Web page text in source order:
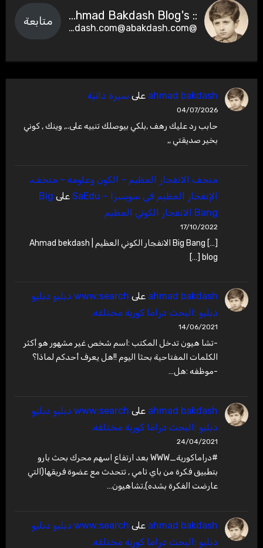
:: Ahmad Bakdash Blog's ::
@abakdash.com@abakdash.com
متابعة
ahmad bakdash على سيرة ذاتية
04/07/2026
حابب رد عليك رهف ,بلكي بيوصلك تنبيه على.., وينك , كوني
بخير صديقتي ,,
متحف الانفجار العظيم – ‫الكون وعلومه – متحف،
الإنفجار العظيم في سويسرا – SaEdu
على Big
Bang الانفجار الكوني العظيم
17/10/2022
[…] Big Bang الانفجار الكوني العظيم | Ahmad bekdash
blog […]
ahmad bakdash على
www:search دبليو دبليو
دبليو :البحث دراما كورية مختلفه.
14/06/2021
-تشا هيون تدخل المكتب :اسم شخص غير مشهور هو أكثر
الكلمات المفتاحية بحثا اليوم !!هل يعرف أحدكم لماذا؟
-موظفه :هل…
ahmad bakdash على
www:search دبليو دبليو
دبليو :البحث دراما كورية مختلفه.
24/04/2021
#دراماكورية_WWW بعد ارتفاع اسهم محرك بحث بارو
بتطبيق فكرة من باي تامي , تتحدث مع عضوة فريقها(التي
عارضت الفكرة بشده),تشاهيون…
ahmad bakdash على
www:search دبليو دبليو
دبليو :البحث دراما كورية مختلفه.